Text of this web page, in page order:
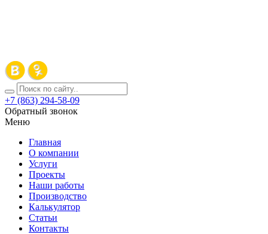
+7 (863) 294-58-09
Обратный звонок
Меню
Главная
О компании
Услуги
Проекты
Наши работы
Производство
Калькулятор
Статьи
Контакты